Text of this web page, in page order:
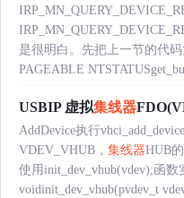
是很明白。先把上一节的代
PAGEABLE
USBIP 虚拟集线器
AddDevice执行
VDEV_VHUB， 集线器HUB
使用init_dev_vhub(vdev);函数
voidinit_dev_vhub(pvdev_t